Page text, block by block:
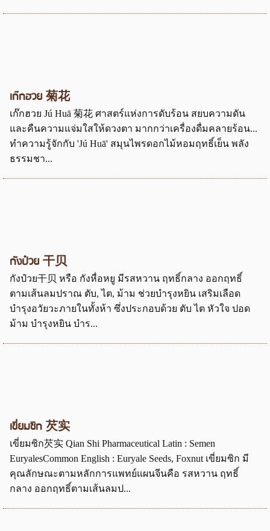
เก๊กฮวย 菊花
เก๊กฮวย Jú Huā 菊花 ศาสตร์แห่งการดับร้อน สยบความดัน
และคืนความแจ่มใสให้ดวงตา มากกว่าเครื่องดื่มคลายร้อน...
ทำความรู้จักกับ 'Jú Huā' สมุนไพรดอกไม้หอมฤทธิ์เย็น พลัง
ธรรมชา...
กังป๋วย 干贝
กังป๋วย干贝 หรือ กังหื่อหยู มีรสหวาน ฤทธิ์กลาง ออกฤทธิ์
ตามเส้นลมปราณ ตับ, ไต, ม้าม ช่วยบำรุงหยิน เสริมเลือด
บำรุงอวัยวะภายในทั้งห้า ซึ่งประกอบด้วย ตับ ไต หัวใจ ปอด
ม้าม บำรุงหยิน บำร...
เขี่ยมซิก 芡实
เขี่ยมซิก芡实 Qian Shi Pharmaceutical Latin : Semen
EuryalesCommon English : Euryale Seeds, Foxnut เขี่ยมซิก มี
คุณลักษณะตามหลักการแพทย์แผนจีนคือ รสหวาน ฤทธิ์
กลาง ออกฤทธิ์ตามเส้นลมป...